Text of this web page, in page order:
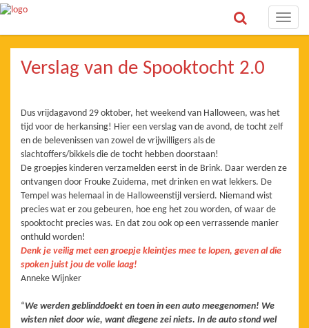
Toggle
Verslag van de Spooktocht 2.0
Dus vrijdagavond 29 oktober, het weekend van Halloween, was het
tijd voor de herkansing! Hier een verslag van de avond, de tocht zelf
en de belevenissen van zowel de vrijwilligers als de
slachtoffers/bikkels die de tocht hebben doorstaan!
De groepjes kinderen verzamelden eerst in de Brink. Daar werden ze
ontvangen door Frouke Zuidema, met drinken en wat lekkers. De
Tempel was helemaal in de Halloweenstijl versierd. Niemand wist
precies wat er zou gebeuren, hoe eng het zou worden, of waar de
spooktocht precies was. En dat zou ook op een verrassende manier
onthuld worden!
Denk je veilig met een groepje kleintjes mee te lopen, geven al die
spoken juist jou de volle laag!
Anneke Wijnker
“We werden geblinddoekt en toen in een auto meegenomen! We
wisten niet door wie, want diegene zei niets. In de auto stond wel